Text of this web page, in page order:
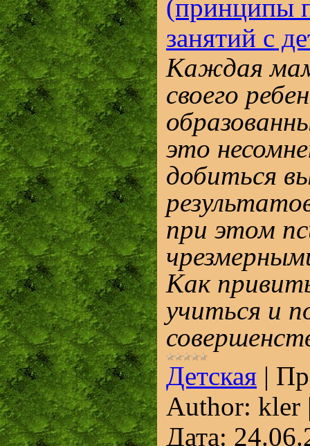
(принципы
занятий с
Каждая
своего
это
добиться
при этом
Как
учиться и
Детская |
Author: kler
Дата: